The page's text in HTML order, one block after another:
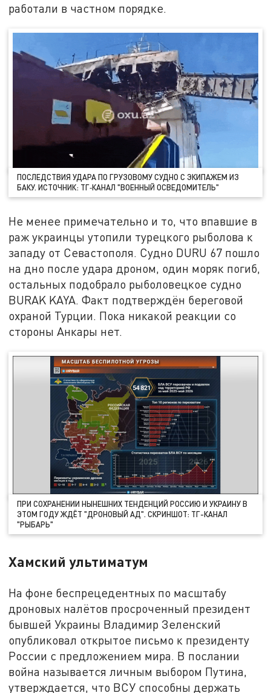
работали в частном порядке.
ПОСЛЕДСТВИЯ УДАРА ПО ГРУЗОВОМУ СУДНО С ЭКИПАЖЕМ ИЗ
БАКУ. ИСТОЧНИК: ТГ‑КАНАЛ "ВОЕННЫЙ ОСВЕДОМИТЕЛЬ"
Не менее примечательно и то, что впавшие в
раж украинцы утопили турецкого рыболова к
западу от Севастополя. Судно DURU 67 пошло
на дно после удара дроном, один моряк погиб,
остальных подобрало рыболовецкое судно
BURAK KAYA. Факт подтверждён береговой
охраной Турции. Пока никакой реакции со
стороны Анкары нет.
ПРИ СОХРАНЕНИИ НЫНЕШНИХ ТЕНДЕНЦИЙ РОССИЮ И УКРАИНУ В
ЭТОМ ГОДУ ЖДЁТ "ДРОНОВЫЙ АД". СКРИНШОТ: ТГ-КАНАЛ
"РЫБАРЬ"
Хамский ультиматум
На фоне беспрецедентных по масштабу
дроновых налётов просроченный президент
бывшей Украины Владимир Зеленский
опубликовал открытое письмо к президенту
России с предложением мира. В послании
война называется личным выбором Путина,
утверждается, что ВСУ способны держать